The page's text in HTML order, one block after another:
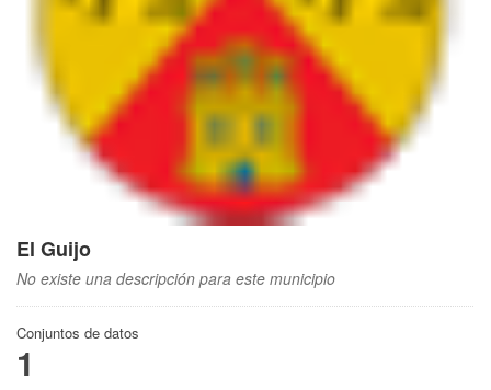
El Guijo
No existe una descripción para este municipio
Conjuntos de datos
1